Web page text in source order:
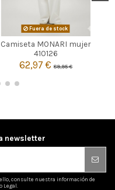
Fuera de stock
Camiseta MONARI mujer
410126
62,97 € 89,95 €
 Agotado
newsletter
consulte nuestra información de
Legal.